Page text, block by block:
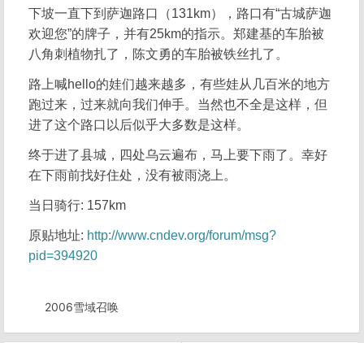
下坡一直下到萨迦路口（131km），路口有“古城萨迦
欢迎您”的牌子，并有25km的指示。郑建基的车胎被
八角刺植物扎了，陈文勇的车胎被铁丝扎了。
路上喊hello的娃们越来越多，有些娃从几百米的地方
跑过来，过来就向我们伸手。当然也不全是这样，但
进了这个路口以后似乎大多数是这样。
终于进了县城，四处乌云遍布，马上要下雨了。幸好
在下雨前找好住处，没有被雨浇上。
当日骑行: 157km
原贴地址: http://www.cndev.org/forum/msg?
pid=394920
2006雪域召唤